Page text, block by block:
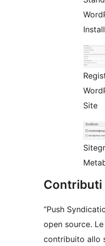
Install
Site
Contributi
“Push
open source.
contribuito allo